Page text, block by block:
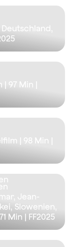
| 97 Min
| 98 Min
Jean-
Slowenien,
71 Min | FF2025